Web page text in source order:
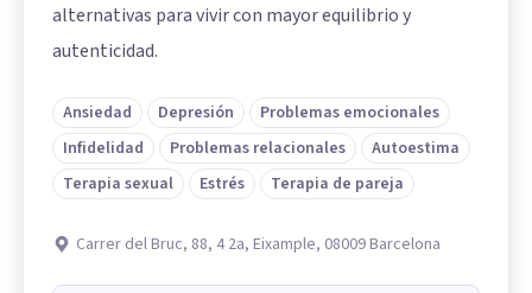
alternativas para vivir con mayor equilibrio y
autenticidad.
Ansiedad Depresión
Problemas emocionales
Infidelidad
Problemas relacionales
Autoestima
Terapia sexual
Estrés Terapia de pareja
Carrer del Bruc, 88, 4 2a, Eixample, 08009 Barcelona